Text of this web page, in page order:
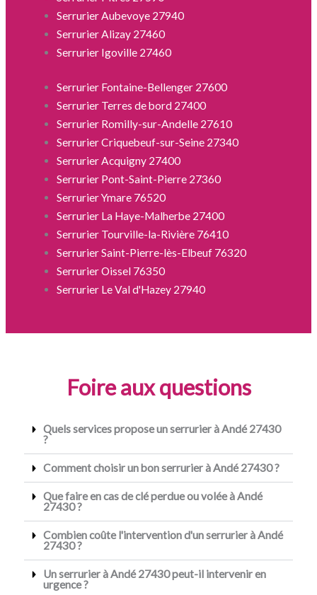
Serrurier Aubevoye 27940
Serrurier Alizay 27460
Serrurier Igoville 27460
Serrurier Fontaine-Bellenger 27600
Serrurier Terres de bord 27400
Serrurier Romilly-sur-Andelle 27610
Serrurier Criquebeuf-sur-Seine 27340
Serrurier Acquigny 27400
Serrurier Pont-Saint-Pierre 27360
Serrurier Ymare 76520
Serrurier La Haye-Malherbe 27400
Serrurier Tourville-la-Rivière 76410
Serrurier Saint-Pierre-lès-Elbeuf 76320
Serrurier Oissel 76350
Serrurier Le Val d'Hazey 27940
Foire aux questions
Quels services propose un serrurier à Andé 27430
?
Comment choisir un bon serrurier à Andé 27430 ?
Que faire en cas de clé perdue ou volée à Andé
27430 ?
Combien coûte l'intervention d'un serrurier à Andé
27430 ?
Un serrurier à Andé 27430 peut-il intervenir en
urgence ?